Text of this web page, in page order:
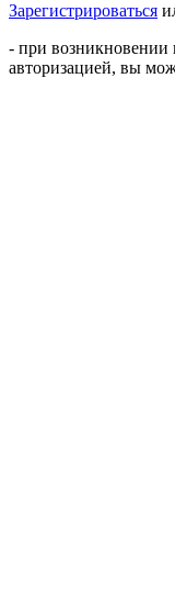
Зарегистрироваться
- при возникновении
авторизацией, вы